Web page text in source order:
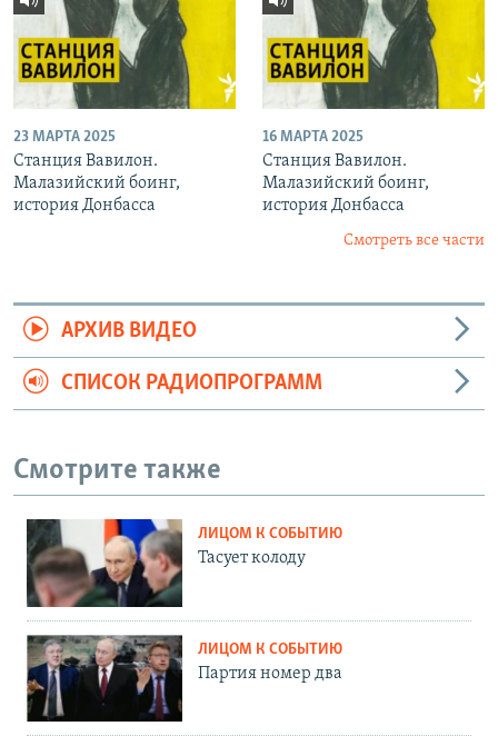
23 МАРТА 2025
Станция Вавилон.
Малазийский боинг,
история Донбасса
16 МАРТА 2025
Станция Вавилон.
Малазийский боинг,
история Донбасса
Смотреть все части
АРХИВ ВИДЕО
СПИСОК РАДИОПРОГРАММ
Смотрите также
ЛИЦОМ К СОБЫТИЮ
Тасует колоду
ЛИЦОМ К СОБЫТИЮ
Партия номер два